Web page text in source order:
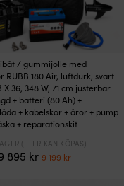
/ gummijolle med
RUBB 180 Air, luftdurk, svart
X 36, 348 W, 71 cm justerbar
+ batteri (80 Ah) +
+ kabelskor + åror + pump
+ reparationskit
895 kr Det
9 199 krDet
(FLER KAN KÖPAS)